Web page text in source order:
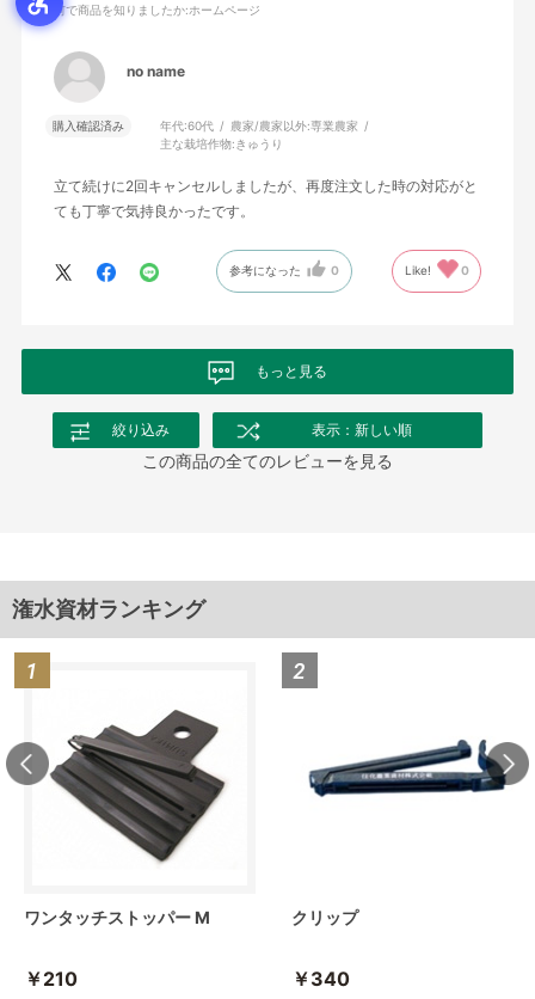
何で商品を知りましたか:ホームページ
no name
購入確認済み 年代:60代 農家/農家以外:専業農家
主な栽培作物: きゅうり
立て続けに2回キャンセルしましたが、再度注文した時の対応がと
ても丁寧で気持良かったです。
参考になった 0 Like! 0
もっと見る
絞り込み 表示：新しい順
この商品の全てのレビューを見る
潅水資材ランキング
ワンタッチストッパー M
￥210
クリップ
￥340